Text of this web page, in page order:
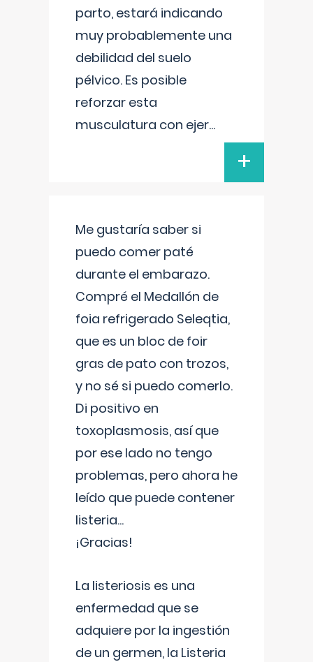
parto, estará indicando
muy probablemente una
debilidad del suelo
pélvico. Es posible
reforzar esta
musculatura con ejer...
+
Me gustaría saber si
puedo comer paté
durante el embarazo.
Compré el Medallón de
foia refrigerado Seleqtia,
que es un bloc de foir
gras de pato con trozos,
y no sé si puedo comerlo.
Di positivo en
toxoplasmosis, así que
por ese lado no tengo
problemas, pero ahora he
leído que puede contener
listeria...
¡Gracias!
La listeriosis es una
enfermedad que se
adquiere por la ingestión
de un germen, la Listeria